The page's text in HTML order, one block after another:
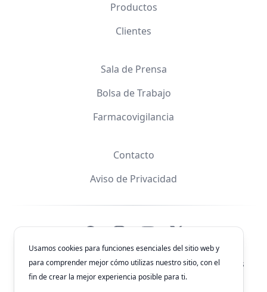
Productos
Clientes
Sala de Prensa
Bolsa de Trabajo
Farmacovigilancia
Contacto
Aviso de Privacidad
FacebookInstagramYouTube
X
© 2026Laboratorios Química Son's. Todos los derechos
reservados.
Usamos cookies para funciones esenciales del sitio web y
para comprender mejor cómo utilizas nuestro sitio, con el
fin de crear la mejor experiencia posible para ti.